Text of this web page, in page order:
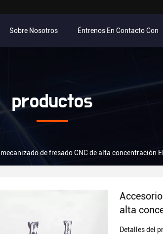
Sobre Nosotros Éntrenos En Contacto Con
productos
de fresado CNC de alta concentración
alta
Detalles del